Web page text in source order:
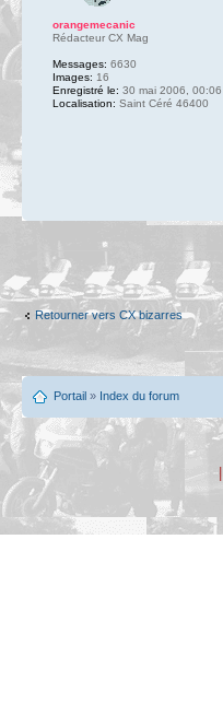
orangemecanic
Rédacteur CX Mag
Messages: 6630
Images: 16
Enregistré le: 30 mai 2006, 00:06
Localisation: Saint Céré 46400
Retourner vers CX bizarres
Portail » Index du forum